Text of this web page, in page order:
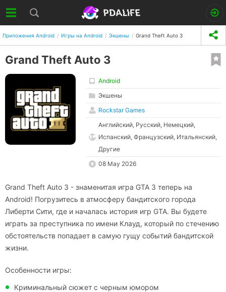
Приложения Android Игры на Android Экшены Grand Theft Auto 3
Grand Theft Auto 3
Android
Экшены
Rockstar Games
Английский, Русский, Немецкий,
Испанский, Французский, Итальянский,
Другие
08 May 2026
Grand Theft Auto 3 - знаменитая игра GTA 3 теперь на
Android! Погрузитесь в атмосферу бандитского города
Либерти Сити, где и началась история игр GTA. Вы будете
играть за преступника по имени Клауд, который по стечению
обстоятельств попадает в самую гущу событий бандитской
жизни.
Особенности игры:
Криминальный сюжет с черным юмором